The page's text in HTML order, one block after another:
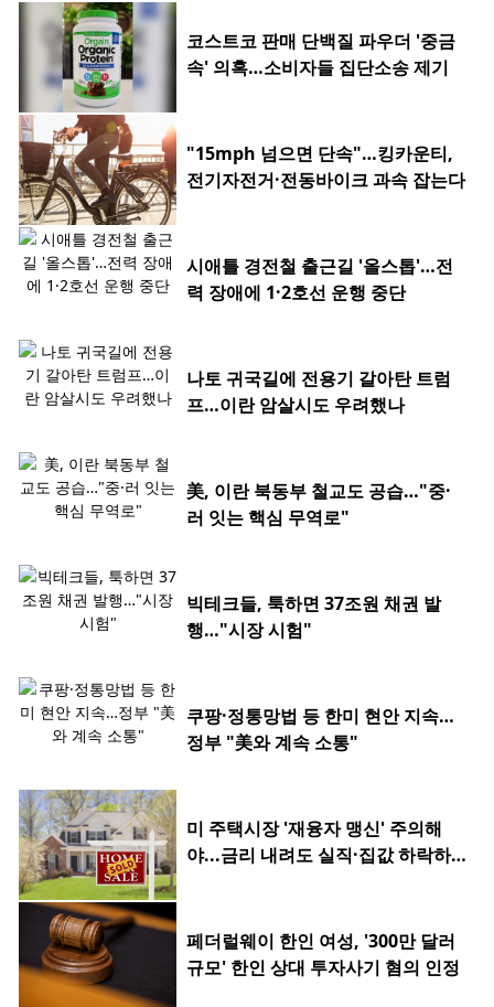
코스트코 판매 단백질 파우더 '중금
속' 의혹…소비자들 집단소송 제기
"15mph 넘으면 단속"…킹카운티,
전기자전거·전동바이크 과속 잡는다
시애틀 경전철 출근길 '올스톱'…전
력 장애에 1·2호선 운행 중단
나토 귀국길에 전용기 갈아탄 트럼
프…이란 암살시도 우려했나
美, 이란 북동부 철교도 공습…"중·
러 잇는 핵심 무역로"
빅테크들, 툭하면 37조원 채권 발
행…"시장 시험"
쿠팡·정통망법 등 한미 현안 지속…
정부 "美와 계속 소통"
미 주택시장 '재융자 맹신' 주의해
야...금리 내려도 실직·집값 하락하
페더럴웨이 한인 여성, '300만 달러
규모' 한인 상대 투자사기 혐의 인정